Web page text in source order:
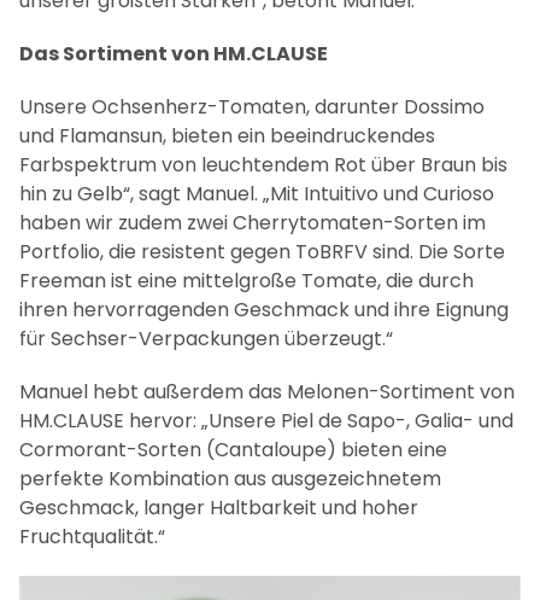
Durch die enge Zusammenarbeit können HM.CLAUSE
Fruit Logistica präsentieren, mit einem besonderen
Fokus auf Tomaten- und Wassermelonen-Sorten.
„Die Vielfalt unseres kombinierten Angebots ist eine
unserer größten Stärken“, betont Manuel.
Das Sortiment von HM.CLAUSE
Unsere Ochsenherz-Tomaten, darunter Dossimo
und Flamansun, bieten ein beeindruckendes
hin zu Gelb“, sagt Manuel. „Mit Intuitivo und Curioso
haben wir zudem zwei Cherrytomaten-Sorten im
Portfolio, die resistent gegen ToBRFV sind. Die Sorte
Freeman ist eine mittelgroße Tomate, die durch
ihren hervorragenden Geschmack und ihre Eignung
für Sechser-Verpackungen überzeugt.“